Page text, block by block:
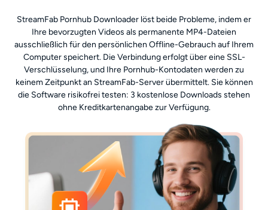
StreamFab Pornhub Downloader löst beide Probleme, indem er
Ihre bevorzugten Videos als permanente MP4-Dateien
ausschließlich für den persönlichen Offline-Gebrauch auf Ihrem
Computer speichert. Die Verbindung erfolgt über eine SSL-
Verschlüsselung, und Ihre Pornhub-Kontodaten werden zu
keinem Zeitpunkt an StreamFab-Server übermittelt. Sie können
die Software risikofrei testen: 3 kostenlose Downloads stehen
ohne Kreditkartenangabe zur Verfügung.